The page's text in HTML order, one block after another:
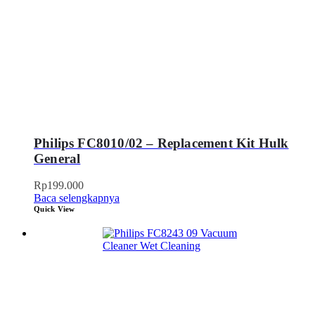
Philips FC8010/02 – Replacement Kit Hulk
General
Rp199.000
Baca selengkapnya
Quick View